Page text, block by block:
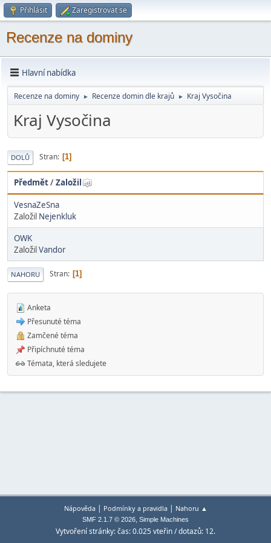
Přihlásit Zaregistrovat se
Recenze na dominy
Hlavní nabídka
Recenze na dominy ► Recenze domin dle krajů ► Kraj Vysočina
Kraj Vysočina
DOLŮ Stran 1
Předmět/Založil
VesnaZeSna
Založil Nejenkluk
OWK
ZaložilVandor
NAHORU Stran 1
Anketa
Přesunuté téma
Zamčené téma
Připíchnuté téma
Témata, která sledujete
Nápověda| Podmínky a pravidla| Nahoru ▲
SMF 2.1.7 © 2026, Simple Machines
Vytvoření stránky: čas: 0.025 vteřin / dotazů: 12.